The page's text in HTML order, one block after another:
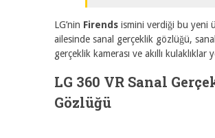
LG’nin Firends ismini verdiği bu yeni
ailesinde sanal gerçeklik gözlüğü, sanal
gerçeklik kamerası ve akıllı kulaklıklar
LG 360 VR Sanal
Gözlüğü